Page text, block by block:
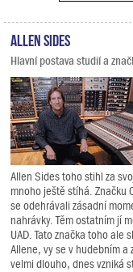
Allen Sides
Hlavní postava studií a
Allen Sides toho stihl za
mnoho ještě stíhá. Značku
se odehrávali zásadní
nahrávky. Těm ostatním jí
UAD. Tato značka toho ale
Allene, vy se v hudebním
velmi dlouho, dnes vzniká